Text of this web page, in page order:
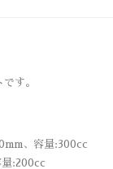
す。
、容量:300cc
量:200cc